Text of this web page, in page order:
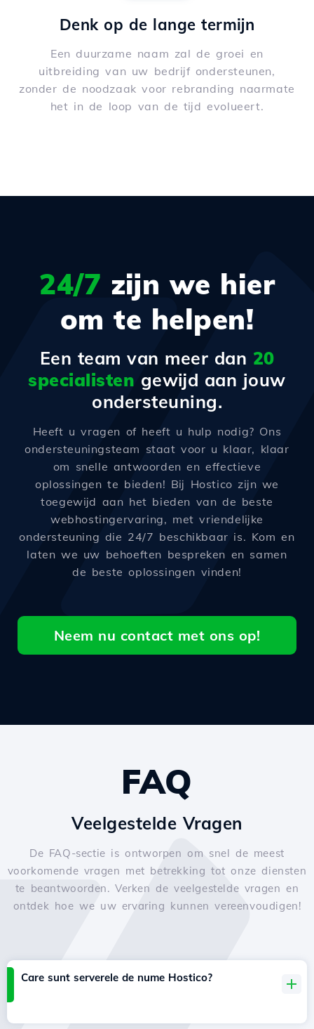
Denk op de lange termijn
Een duurzame naam zal de groei en
uitbreiding van uw bedrijf ondersteunen,
zonder de noodzaak voor rebranding naarmate
het in de loop van de tijd evolueert.
24/7 zijn we hier
om te helpen!
Een team van meer dan 20
specialisten gewijd aan jouw
ondersteuning.
Heeft u vragen of heeft u hulp nodig? Ons
ondersteuningsteam staat voor u klaar, klaar
om snelle antwoorden en effectieve
oplossingen te bieden! Bij Hostico zijn we
toegewijd aan het bieden van de beste
webhostingervaring, met vriendelijke
ondersteuning die 24/7 beschikbaar is. Kom en
laten we uw behoeften bespreken en samen
de beste oplossingen vinden!
Neem nu contact met ons op!
FAQ
Veelgestelde Vragen
De FAQ-sectie is ontworpen om snel de meest
voorkomende vragen met betrekking tot onze diensten
te beantwoorden. Verken de veelgestelde vragen en
ontdek hoe we uw ervaring kunnen vereenvoudigen!
Care sunt serverele de nume Hostico?